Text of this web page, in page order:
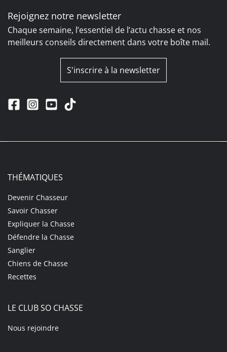
Rejoignez notre newsletter
Chaque semaine, l’essentiel de l’actu chasse et nos
meilleurs conseils directement dans votre boîte mail.
S'inscrire à la newsletter
THÉMATIQUES
Devenir Chasseur
Savoir Chasser
Expliquer la Chasse
Défendre la Chasse
Sanglier
Chiens de Chasse
Recettes
LE CLUB SO CHASSE
Nous rejoindre